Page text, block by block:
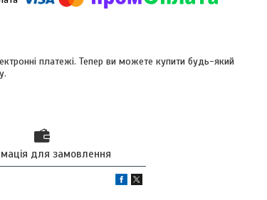
платежі. Тепер ви можете купити будь-який
для замовлення